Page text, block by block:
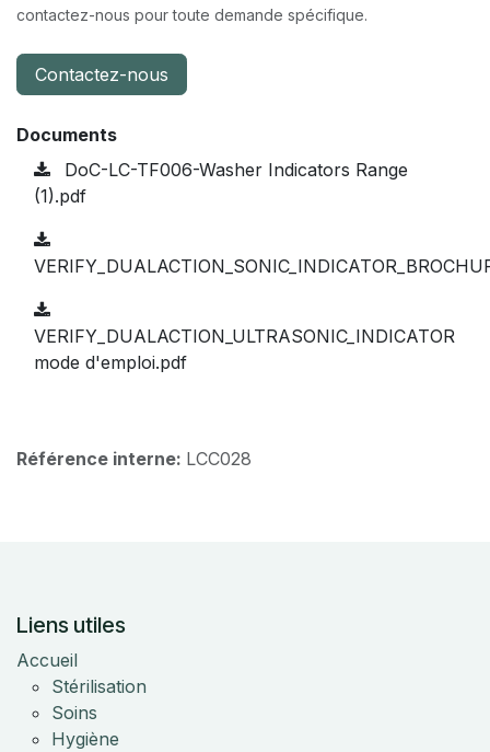
contactez-nous pour toute demande spécifique.
Contactez-nous
Documents
DoC-LC-TF006-Washer Indicators Range
(1).pdf
VERIFY_DUALACTION_ULTRASONIC_INDICATOR
mode d'emploi.pdf
Référence interne: LCC028
Liens utiles
Accueil
Stérilisation
Soins
Hygiène